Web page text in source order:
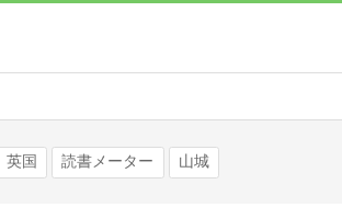
英国 読書メーター 山城